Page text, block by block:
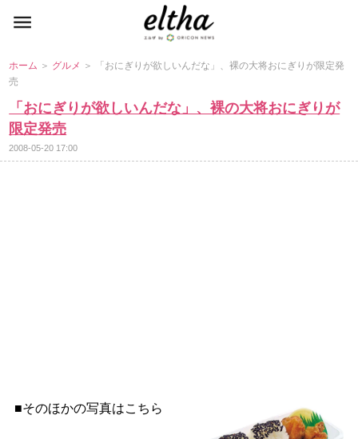
ホーム ＞ グルメ ＞ 「おにぎりが欲しいんだな」、裸の大将おにぎりが限定発
売
「おにぎりが欲しいんだな」、裸の大将おにぎりが
限定発売
2008-05-20 17:00
■そのほかの写真はこちら